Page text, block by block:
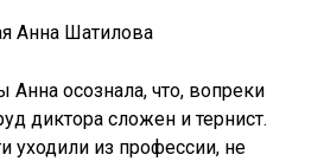
Анна Шатилова
осознала, что, вопреки
диктора сложен и тернист.
уходили из профессии, не